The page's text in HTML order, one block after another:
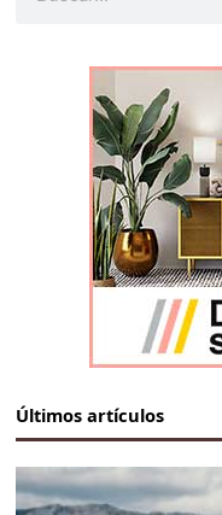
Últimos artículos